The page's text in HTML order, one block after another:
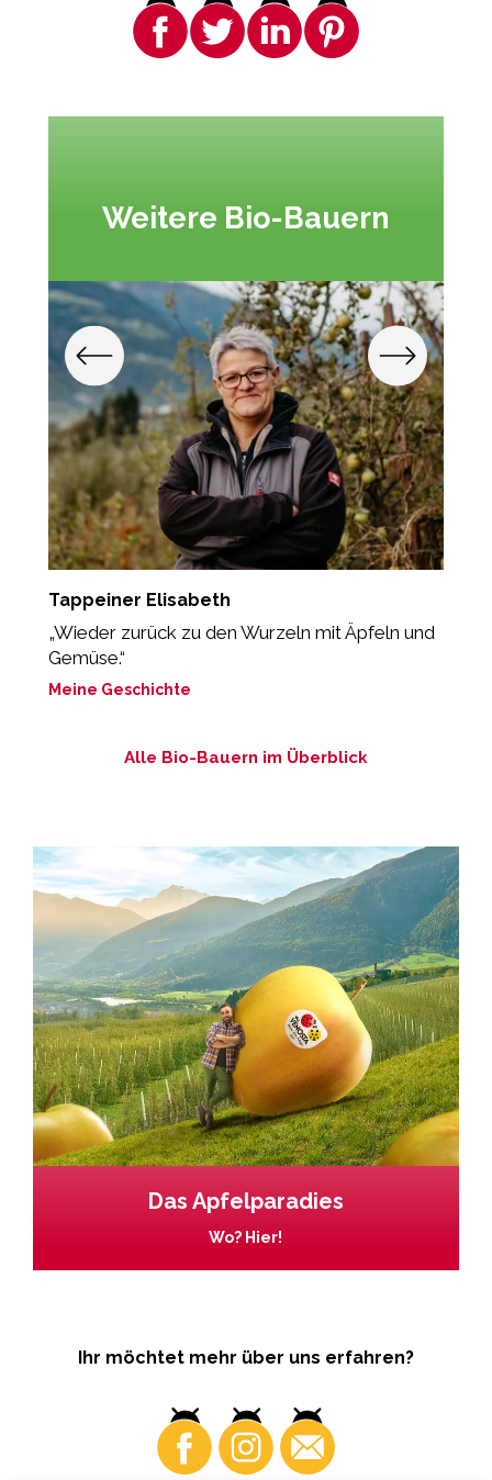
Weitere Bio-Bauern
Tappeiner Elisabeth
„Wieder zurück zu den Wurzeln mit Äpfeln und
Gemüse.“
Meine Geschichte
Alle Bio-Bauern im Überblick
Das Apfelparadies
Wo? Hier!
Ihr möchtet mehr über uns erfahren?